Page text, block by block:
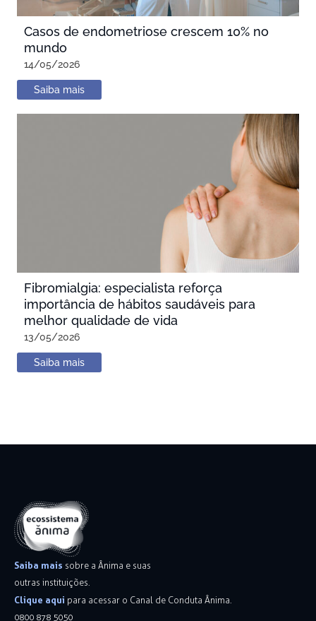
Casos de endometriose crescem 10% no
mundo
14/05/2026
Saiba mais
Fibromialgia: especialista reforça
importância de hábitos saudáveis para
melhor qualidade de vida
13/05/2026
Saiba mais
Saiba mais sobre a Ânima e suas
outras instituições.
Clique aqui para acessar o Canal de Conduta Ânima.
0800 878 5050